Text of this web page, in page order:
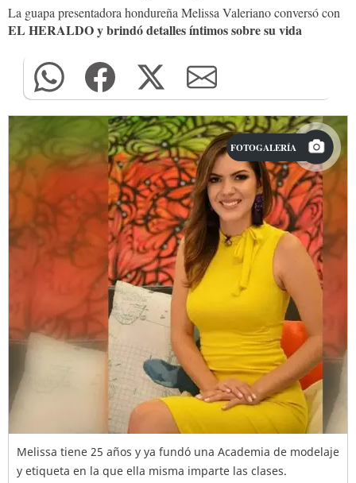
La guapa presentadora hondureña Melissa Valeriano conversó con
EL HERALDO y brindó detalles íntimos sobre su vida
FOTOGALERÍA
Melissa tiene 25 años y ya fundó una Academia de modelaje
y etiqueta en la que ella misma imparte las clases.